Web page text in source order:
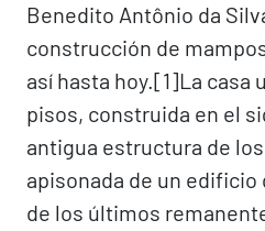
Benedito Antônio da
construcción de
así hasta hoy.[1]​ La
pisos, construida en el
antigua estructura de
apisonada de un edificio
de los últimos